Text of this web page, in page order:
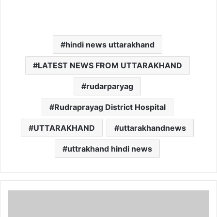
hindi news uttarakhand
LATEST NEWS FROM UTTARAKHAND
rudarparyag
Rudraprayag District Hospital
UTTARAKHAND uttarakhandnews
uttrakhand hindi news